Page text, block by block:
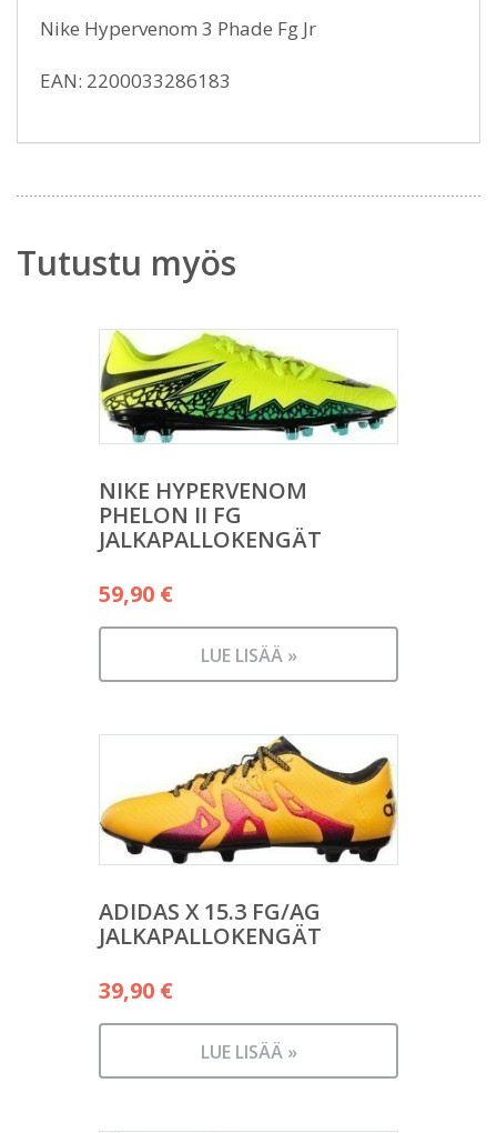
Nike Hypervenom 3 Phade Fg Jr
EAN: 2200033286183
Tutustu myös
NIKE HYPERVENOM
PHELON II FG
JALKAPALLOKENGÄT
59,90 €
LUE LISÄÄ »
ADIDAS X 15.3 FG/AG
JALKAPALLOKENGÄT
39,90 €
LUE LISÄÄ »